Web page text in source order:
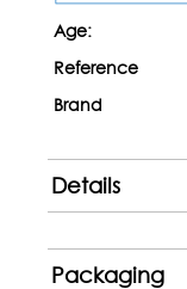
Age:
Reference
Brand
Details
Packaging